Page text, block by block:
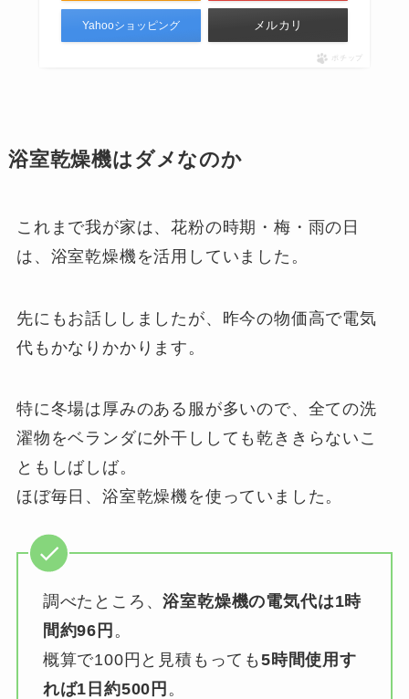
Yahooショッピング メルカリ
ポチップ
浴室乾燥機はダメなのか
これまで我が家は、花粉の時期・梅・雨の日
は、浴室乾燥機を活用していました。
先にもお話ししましたが、昨今の物価高で電気
代もかなりかかります。
特に冬場は厚みのある服が多いので、全ての洗
濯物をベランダに外干ししても乾ききらないこ
ともしばしば。
ほぼ毎日、浴室乾燥機を使っていました。
調べたところ、浴室乾燥機の電気代は1時
間約96円 。
概算で100円と見積もっても5時間使用す
れば1日約500円 。